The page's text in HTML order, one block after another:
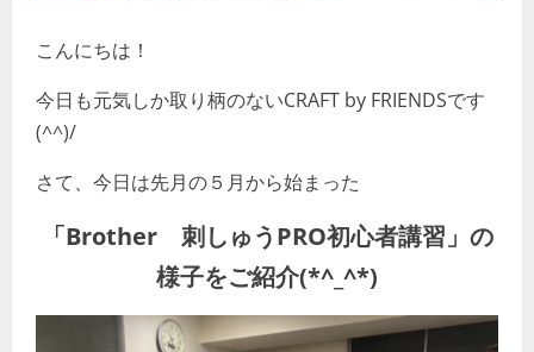
こんにちは！
今日も元気しか取り柄のないCRAFT by FRIENDSです
(^^)/
さて、今日は先月の５月から始まった
「Brother 刺しゅうPRO初心者講習」の
様子をご紹介(*^_^*)